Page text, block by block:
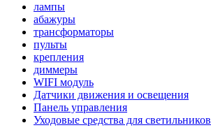
лампы
абажуры
трансформаторы
пульты
крепления
диммеры
WIFI модуль
Датчики движения и освещения
Панель управления
Уходовые средства для светильников